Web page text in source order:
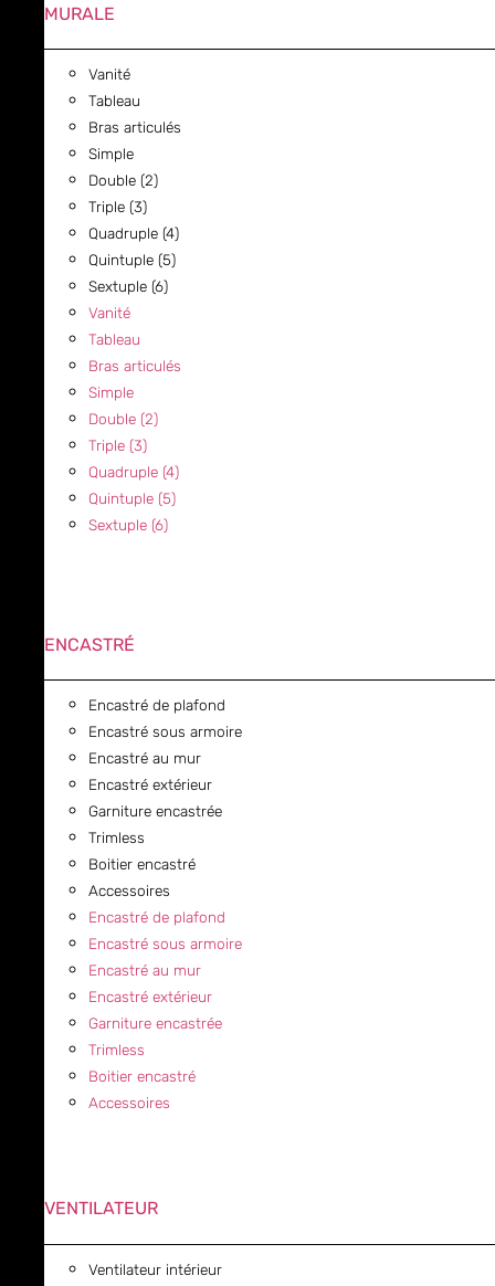
MURALE
Vanité
Tableau
Bras articulés
Simple
Double (2)
Triple (3)
Quadruple (4)
Quintuple (5)
Sextuple (6)
Vanité
Tableau
Bras articulés
Simple
Double (2)
Triple (3)
Quadruple (4)
Quintuple (5)
Sextuple (6)
ENCASTRÉ
Encastré de plafond
Encastré sous armoire
Encastré au mur
Encastré extérieur
Garniture encastrée
Trimless
Boitier encastré
Accessoires
Encastré de plafond
Encastré sous armoire
Encastré au mur
Encastré extérieur
Garniture encastrée
Trimless
Boitier encastré
Accessoires
VENTILATEUR
Ventilateur intérieur